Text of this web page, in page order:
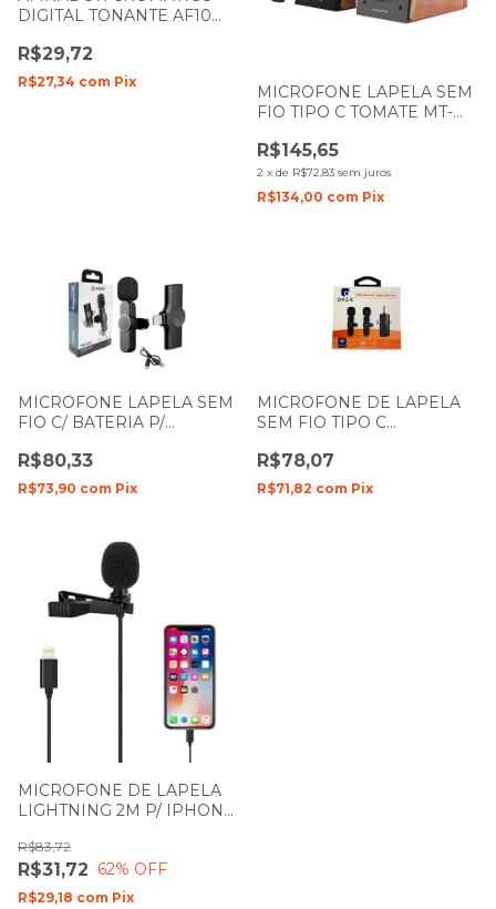
DIGITAL TONANTE AF10
R$29,72
R$27,34 com Pix
MICROFONE LAPELA SEM
FIO TIPO C TOMATE MT-
RECARREGAVEL
R$145,65
2 x de R$72,83 sem juros
R$134,00 com Pix
MICROFONE LAPELA SEM
FIO C/ BATERIA P/
LIGHTNING ONISTEK
MC802
R$80,33
R$73,90 com Pix
MICROFONE DE LAPELA
SEM FIO TIPO C
ONEX MIC-2900
R$78,07
R$71,82 com Pix
MICROFONE DE LAPELA
LIGHTNING 2M P/ IPHONE
R$31,72
R$83,72
62% OFF
R$29,18 com Pix